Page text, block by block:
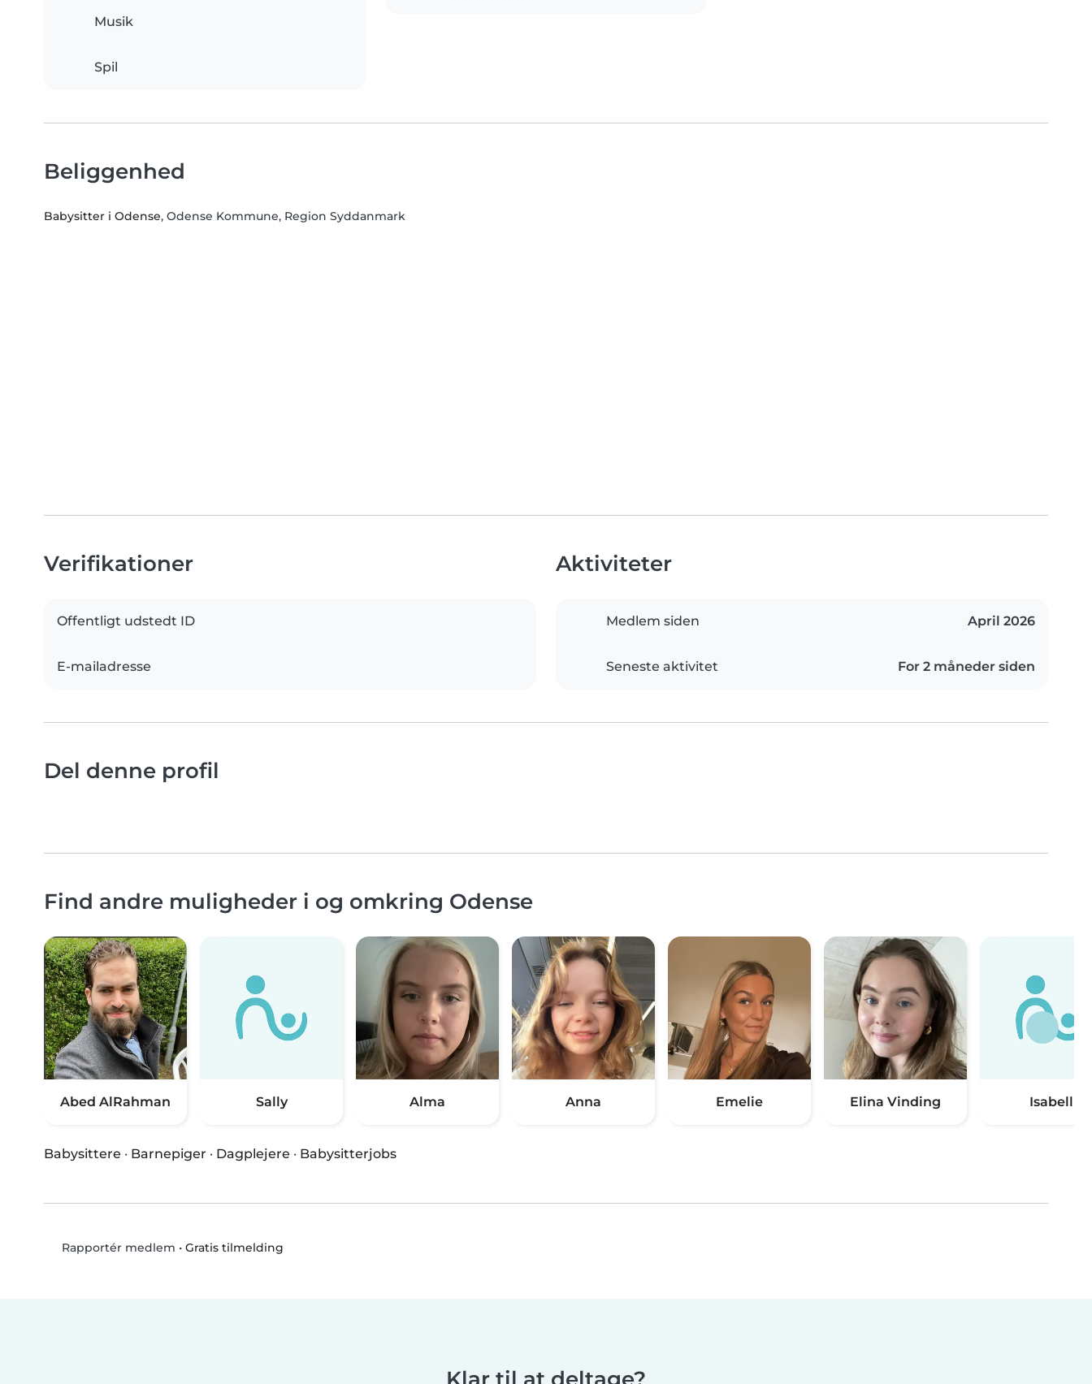
Musik
Spil
Beliggenhed
Babysitter i Odense, Odense Kommune, Region Syddanmark
Verifikationer
Offentligt udstedt ID
E-mailadresse
Aktiviteter
Medlem siden April 2026
Seneste aktivitet For 2 måneder siden
Del denne profil
Find andre muligheder i og omkring Odense
Abed AlRahman Sally Alma Anna Emelie Elina Vinding Isabell
Babysittere · Barnepiger · Dagplejere · Babysitterjobs
Rapportér medlem • Gratis tilmelding